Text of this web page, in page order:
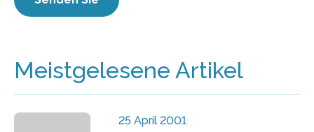
Meistgelesene Artikel
25 April 2001